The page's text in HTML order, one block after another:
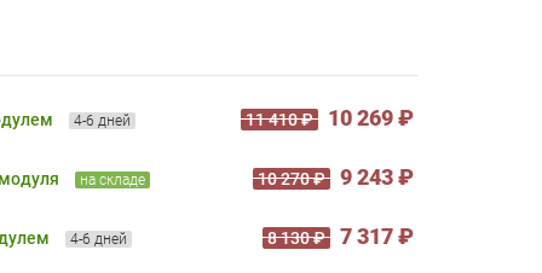
4-6 дней 11 410 ₽ 10 269 ₽
на складе 10 270 ₽ 9 243 ₽
4-6 дней 8 130 ₽ 7 317 ₽